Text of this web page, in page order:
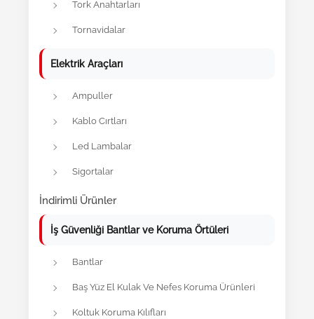
Tork Anahtarları
Tornavidalar
Elektrik Araçları
Ampuller
Kablo Cırtları
Led Lambalar
Sigortalar
İndirimli Ürünler
İş Güvenliği Bantlar ve Koruma Örtüleri
Bantlar
Baş Yüz El Kulak Ve Nefes Koruma Ürünleri
Koltuk Koruma Kılıfları